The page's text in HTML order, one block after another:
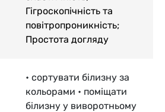
Гігроскопічність та
повітропроникність;
Простота догляду
• сортувати білизну за
кольорами • поміщати
білизну у виворотньому